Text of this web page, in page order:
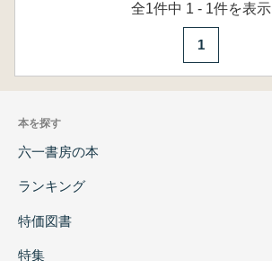
全1件中 1 - 1件を表示
1
本を探す
六一書房の本
ランキング
特価図書
特集